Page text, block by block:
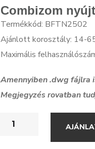
Combizom
Termékkód: BFTN2502
Ajánlott korosztály: 14-
Maximális
Amennyiben .dwg fájlra
Megjegyzés rovatban